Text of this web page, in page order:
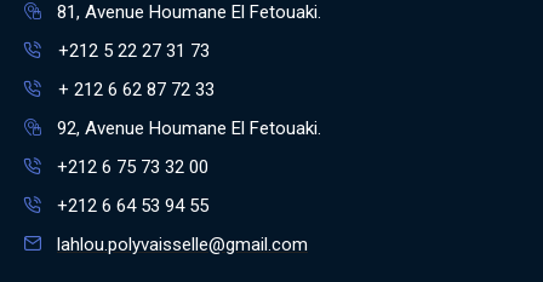
81, Avenue Houmane El Fetouaki.
+212 5 22 27 31 73
+ 212 6 62 87 72 33
92, Avenue Houmane El Fetouaki.
+212 6 75 73 32 00
+212 6 64 53 94 55
lahlou.polyvaisselle@gmail.com